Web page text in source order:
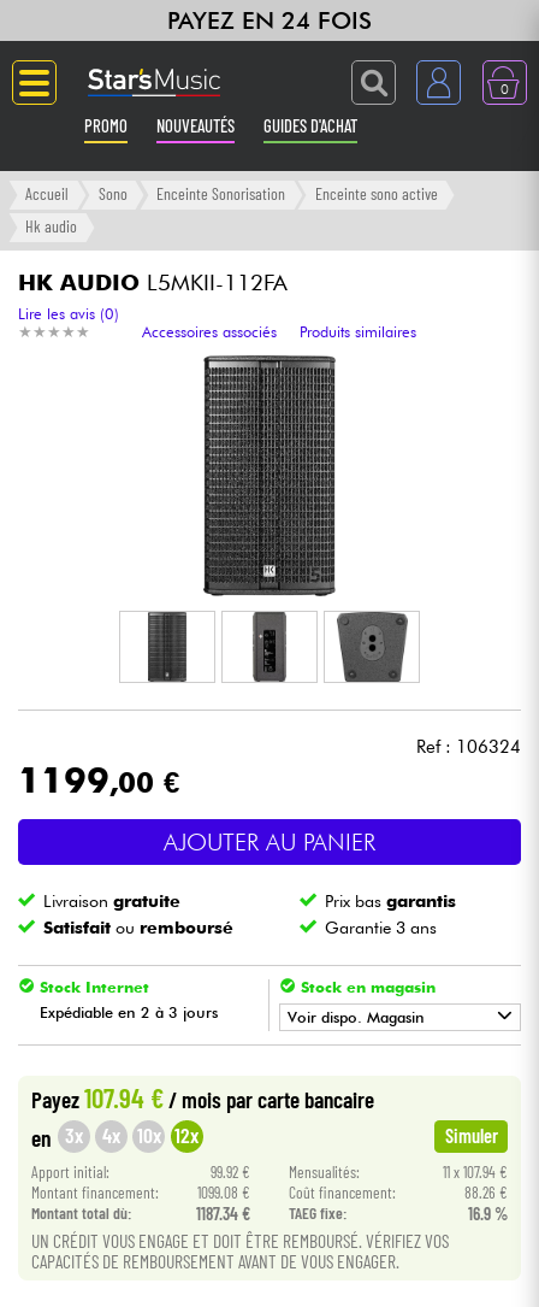
PAYEZ EN 24 FOIS
0
PROMO NOUVEAUTÉS GUIDES D'ACHAT
Langue
Amplis & Effets
Claviers & Pianos
Synthés & Sampleurs
Micros & HF
Eclairage
Violons & Quatuor
Câbles & Access.
HiFi
Packs
Accueil Sono Enceinte Sonorisation
Enceinte sono active
Hk audio
HK AUDIO L5MKII-112FA
★ ★ ★ ★ ★
★ ★ ★ ★ ★
Lire les avis (0)
Accessoires associés
Produits similaires
Ref : 106324
1199,00 €
AJOUTER AU PANIER
Livraisongratuite Prix basgarantis
Satisfait ou remboursé Garantie 3 ans
Stock Internet
Expédiable en 2 à 3 jours
Stock en magasin
Voir dispo. Magasin
• TOULOUSE
Payez107.94 €/ mois par carte bancaire
en 3x 4x 10x 12x Simuler
Apport initial: 99.92 € Mensualités:
11 x 107.94 €
Montant financement:
1099.08 € Coût financement:
88.26 €
Montant total dù:
1187.34 € TAEG fixe: 16.9 %
UN CRÉDIT VOUS ENGAGE ET DOIT ÊTRE REMBOURSÉ. VÉRIFIEZ VOS
CAPACITÉS DE REMBOURSEMENT AVANT DE VOUS ENGAGER.